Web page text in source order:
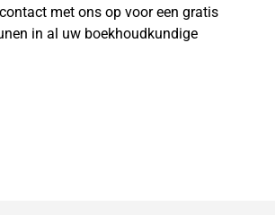
met ons op voor een gratis
in al uw boekhoudkundige